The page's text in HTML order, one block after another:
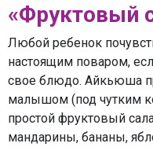
«Фруктовый
Любой ребенок
настоящим поваром,
свое блюдо. Айкьюша
малышом (под чутким
простой фруктовый
мандарины, бананы,